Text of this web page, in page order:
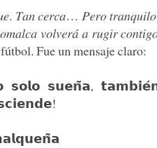
𝑇𝑎𝑛 𝑐𝑒𝑟𝑐𝑎… 𝑃𝑒𝑟𝑜
𝑣𝑜𝑙𝑣𝑒𝑟𝑎́ 𝑎 𝑟𝑢𝑔𝑖𝑟
Fue un mensaje claro:
𝘀𝗼𝗹𝗼 𝘀𝘂𝗲𝗻̃𝗮,